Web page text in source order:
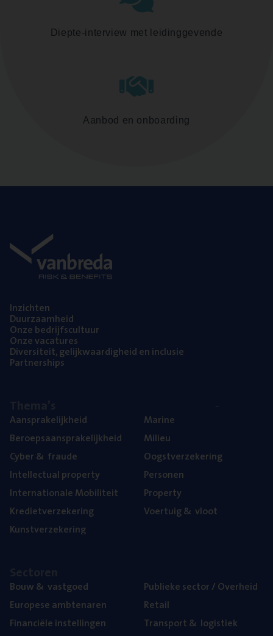
Diepte-interview met leidinggevende
Aanbod en onboarding
Inzich­ten
Duur­zaam­heid
Onze bedrijfs­cul­tuur
Onze vaca­tu­res
Diver­si­teit, gelijk­waar­dig­heid en inclusie
Part­ner­ships
Aan­spra­ke­lijk­heid
Beroeps­aan­spra­ke­lijk­heid
Cyber& fraude
Intel­lec­tu­al property
Inter­na­ti­o­na­le Mobiliteit
Kre­diet­ver­ze­ke­ring
Kunst­ver­ze­ke­ring
Mari­ne
Mili­eu
Oogst­ver­ze­ke­ring
Per­so­nen
Pro­per­ty
Voer­tuig& vloot
Bouw& vastgoed
Euro­pe­se ambtenaren
Finan­ci­ë­le instellingen
Publie­ke sec­tor / Overheid
Retail
Trans­port& logistiek